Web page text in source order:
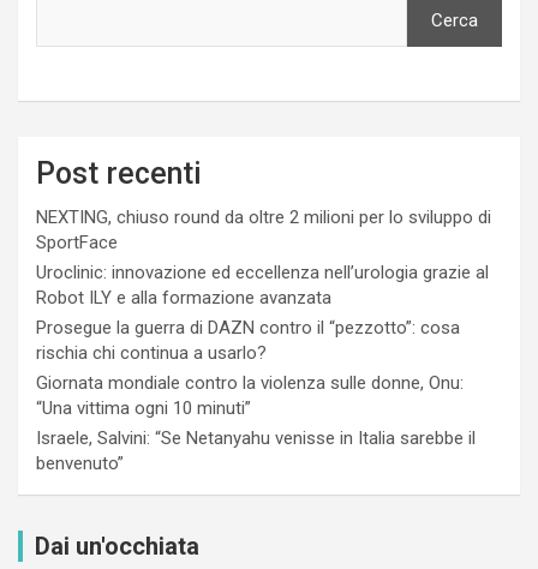
Cerca
Post recenti
NEXTING, chiuso round da oltre 2 milioni per lo sviluppo di
SportFace
Uroclinic: innovazione ed eccellenza nell’urologia grazie al
Robot ILY e alla formazione avanzata
Prosegue la guerra di DAZN contro il “pezzotto”: cosa
rischia chi continua a usarlo?
Giornata mondiale contro la violenza sulle donne, Onu:
“Una vittima ogni 10 minuti”
Israele, Salvini: “Se Netanyahu venisse in Italia sarebbe il
benvenuto”
Dai un'occhiata